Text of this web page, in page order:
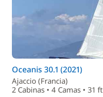
Oceanis 30.1 (2021)
Ajaccio (Francia)
2 Cabinas • 4 Camas • 31 ft